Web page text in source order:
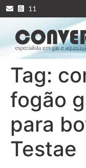
11
Tag:
fogão
para
Testae